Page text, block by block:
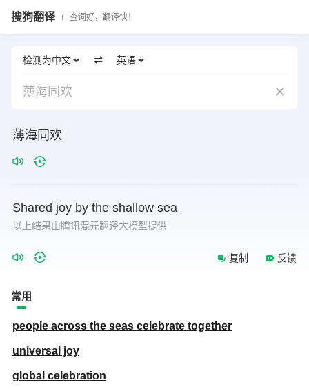
搜狗翻译 查词好，翻译快！
检测为中文 英语
薄海同欢
薄海同欢
Shared joy by the shallow sea
以上结果由腾讯混元翻译大模型提供
复制 反馈
常用
people across the seas celebrate together
universal joy
global celebration